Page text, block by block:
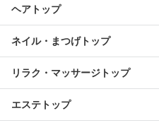
ヘアトップ
ネイル・まつげトップ
リラク・マッサージトップ
エステトップ